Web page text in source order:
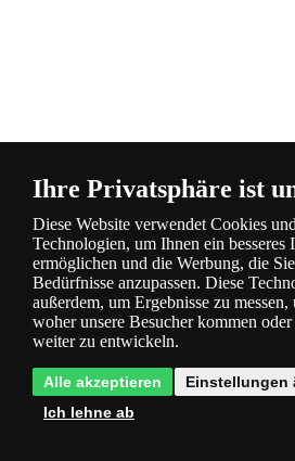
Ihre Privatsphäre ist
Diese Website verwendet Cookies
Technologien, um Ihnen ein besseres
ermöglichen und die Werbung, die
Bedürfnisse anzupassen. Diese
außerdem, um Ergebnisse zu messen,
woher unsere Besucher kommen
weiter zu entwickeln.
Alle akzeptieren
Einstellungen
Ich lehne ab